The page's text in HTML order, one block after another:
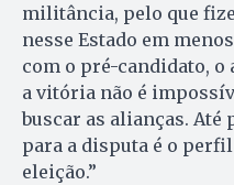
militância, pelo que
nesse Estado em
com o pré-candidato, o
a vitória não é
buscar as alianças. Até
para a disputa é o
eleição.”